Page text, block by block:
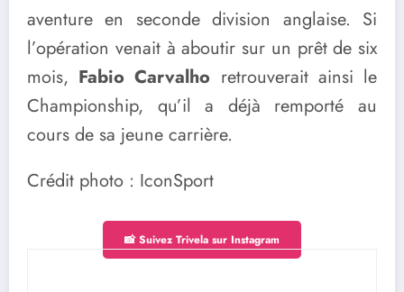
aventure en seconde division anglaise. Si
l’opération venait à aboutir sur un prêt de six
mois, Fabio Carvalho retrouverait ainsi le
Championship, qu’il a déjà remporté au
cours de sa jeune carrière.
Crédit photo : IconSport
📸 Suivez Trivela sur Instagram